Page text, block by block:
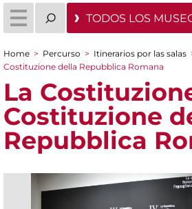
TODOS LOS
You are here
Home > Percurso > Itinerarios por las salas
Costituzione della Repubblica Romana
La
Costituzione
Repubblica